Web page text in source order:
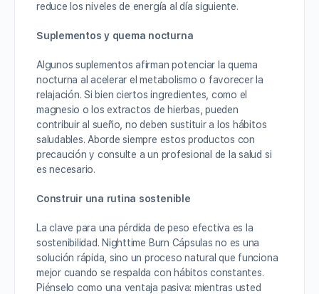
reduce los niveles de energía al día siguiente.
Suplementos y quema nocturna
Algunos suplementos afirman potenciar la quema
nocturna al acelerar el metabolismo o favorecer la
relajación. Si bien ciertos ingredientes, como el
magnesio o los extractos de hierbas, pueden
contribuir al sueño, no deben sustituir a los hábitos
saludables. Aborde siempre estos productos con
precaución y consulte a un profesional de la salud si
es necesario.
Construir una rutina sostenible
La clave para una pérdida de peso efectiva es la
sostenibilidad. Nighttime Burn Cápsulas no es una
solución rápida, sino un proceso natural que funciona
mejor cuando se respalda con hábitos constantes.
Piénselo como una ventaja pasiva: mientras usted